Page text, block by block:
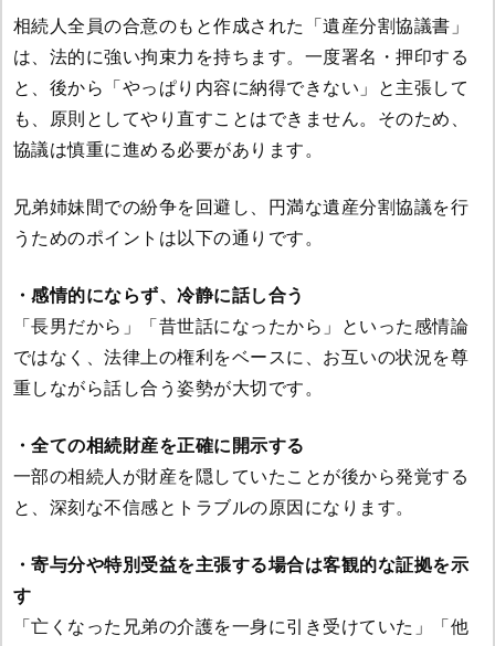
相続人全員の合意のもと作成された「遺産分割協議書」
は、法的に強い拘束力を持ちます。一度署名・押印する
と、後から「やっぱり内容に納得できない」と主張して
も、原則としてやり直すことはできません。そのため、
協議は慎重に進める必要があります。
兄弟姉妹間での紛争を回避し、円満な遺産分割協議を行
うためのポイントは以下の通りです。
・感情的にならず、冷静に話し合う
「長男だから」「昔世話になったから」といった感情論
ではなく、法律上の権利をベースに、お互いの状況を尊
重しながら話し合う姿勢が大切です。
・全ての相続財産を正確に開示する
一部の相続人が財産を隠していたことが後から発覚する
と、深刻な不信感とトラブルの原因になります。
・寄与分や特別受益を主張する場合は客観的な証拠を示
す
「亡くなった兄弟の介護を一身に引き受けていた」「他